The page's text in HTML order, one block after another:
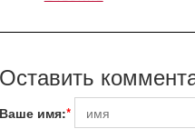
Оставить
Ваше имя: